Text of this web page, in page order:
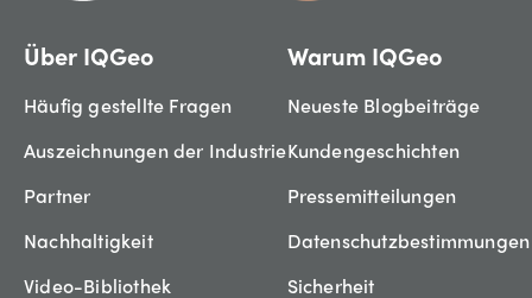
Über IQGeo
Häufig gestellte Fragen
Auszeichnungen der Industrie
Partner
Nachhaltigkeit
Video-Bibliothek
Warum IQGeo
Neueste Blogbeiträge
Kundengeschichten
Pressemitteilungen
Datenschutzbestimmungen
Sicherheit